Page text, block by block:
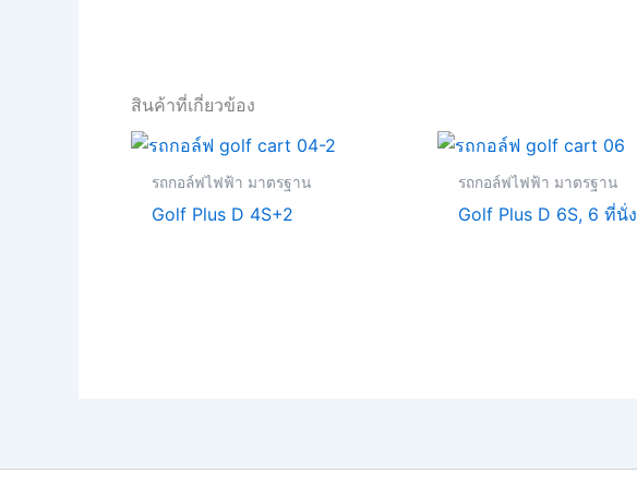
สินค้าที่เกี่ยวข้อง
รถกอล์ฟไฟฟ้า มาตรฐาน
Golf Plus D 4S+2
รถกอล์ฟไฟฟ้า มาตรฐาน
Golf Plus D 6S, 6 ที่นั่ง